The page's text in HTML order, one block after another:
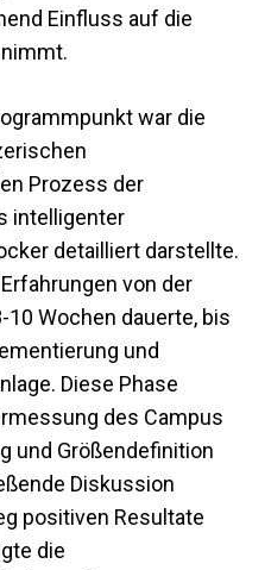
Einfluss auf die
war die
Prozess der
intelligenter
detailliert darstellte.
von der
Wochen dauerte, bis
und
Diese Phase
des Campus
und Größendefinition
Diskussion
positiven Resultate
die